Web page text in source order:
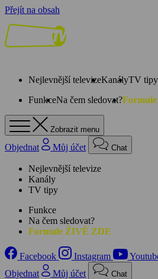
Přejít na obsah
Nejlevnější televizeKanályTV tipy
FunkceNa čem sledovat?
Zobrazit menu
Objednat Můj účet Chat
Nejlevnější televize
Kanály
TV tipy
Funkce
Na čem sledovat?
Formule ŽIVĚ ZDE
Facebook Instagram
Objednat
Můj účet Chat